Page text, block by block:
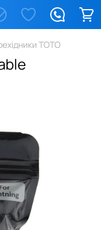
TOTO